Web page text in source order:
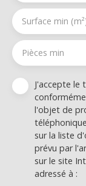
Surface min
Pièces min
J'accepte le
l'objet de
sur la liste
prévu par
sur le site
adressé à :